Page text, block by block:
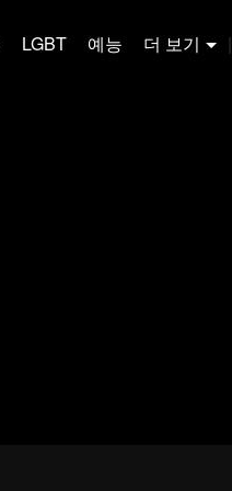
LGBT 예능 더 보기 |